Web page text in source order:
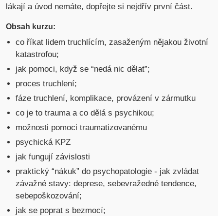
lákají a úvod nemáte, dopřejte si nejdřív první část.
Obsah kurzu:
co říkat lidem truchlícím, zasaženým nějakou životní
katastrofou;
jak pomoci, když se “nedá nic dělat”;
proces truchlení;
fáze truchlení, komplikace, provázení v zármutku
co je to trauma a co dělá s psychikou;
možnosti pomoci traumatizovanému
psychická KPZ
jak fungují závislosti
praktický “nákuk” do psychopatologie - jak zvládat
závažné stavy: deprese, sebevražedné tendence,
sebepoškozování;
jak se poprat s bezmocí;